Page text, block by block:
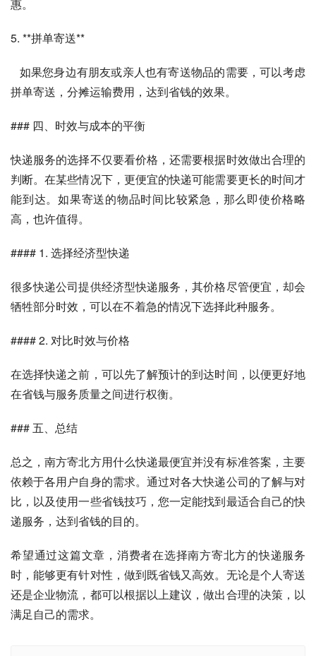
惠。
5. **拼单寄送**
拼单寄送，分摊运输费用，达到省钱的效果。
### 四、时效与成本的平衡
快递服务的选择不仅要看价格，还需要根据时效做出合理的
判断。在某些情况下，更便宜的快递可能需要更长的时间才
能到达。如果寄送的物品时间比较紧急，那么即使价格略
高，也许值得。
#### 1. 选择经济型快递
很多快递公司提供经济型快递服务，其价格尽管便宜，却会
牺牲部分时效，可以在不着急的情况下选择此种服务。
#### 2. 对比时效与价格
在选择快递之前，可以先了解预计的到达时间，以便更好地
在省钱与服务质量之间进行权衡。
### 五、总结
总之，南方寄北方用什么快递最便宜并没有标准答案，主要
依赖于各用户自身的需求。通过对各大快递公司的了解与对
比，以及使用一些省钱技巧，您一定能找到最适合自己的快
递服务，达到省钱的目的。
希望通过这篇文章，消费者在选择南方寄北方的快递服务
时，能够更有针对性，做到既省钱又高效。无论是个人寄送
还是企业物流，都可以根据以上建议，做出合理的决策，以
满足自己的需求。